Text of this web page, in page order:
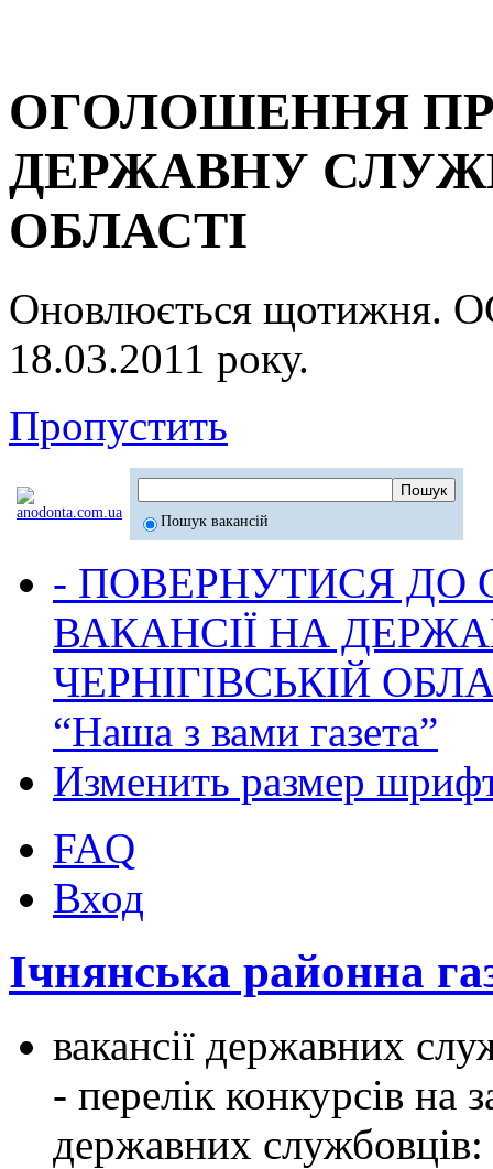
ОГОЛОШЕННЯ
ДЕРЖАВНУ
ОБЛАСТІ
Оновлюється
18.03.2011 року.
Пропустить
Пошук вакансій
- ПОВЕРНУТИСЯ ДО
ВАКАНСІЇ НА
ЧЕРНІГІВСЬКІЙ
“Наша з вами газета”
Изменить размер
FAQ
Вход
Ічнянська районна
вакансії державних
- перелік конкурсів на
державних службовців: